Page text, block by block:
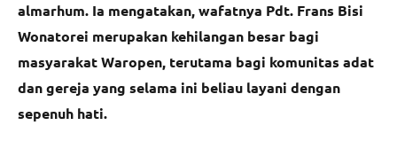
almarhum. Ia mengatakan, wafatnya Pdt. Frans Bisi
Wonatorei merupakan kehilangan besar bagi
masyarakat Waropen, terutama bagi komunitas adat
dan gereja yang selama ini beliau layani dengan
sepenuh hati.